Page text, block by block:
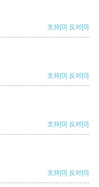
支持[0] 反对[0]
支持[0] 反对[0]
支持[0] 反对[0]
支持[0] 反对[0]